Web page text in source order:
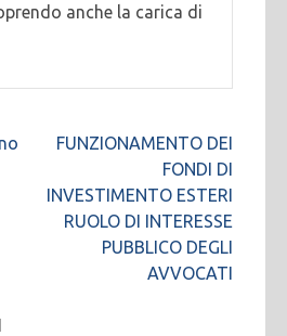
anche la carica di
FUNZIONAMENTO DEI
FONDI DI
INVESTIMENTO ESTERI
RUOLO DI INTERESSE
PUBBLICO DEGLI
AVVOCATI